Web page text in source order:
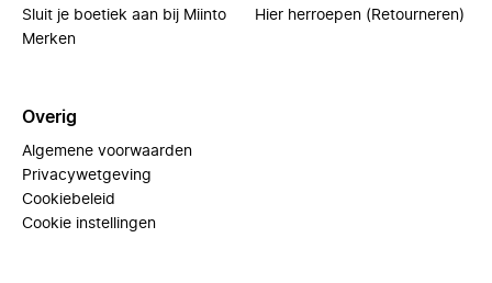
Sluit je boetiek aan bij Miinto
Merken
Hier herroepen (Retourneren)
Overig
Algemene voorwaarden
Privacywetgeving
Cookiebeleid
Cookie instellingen